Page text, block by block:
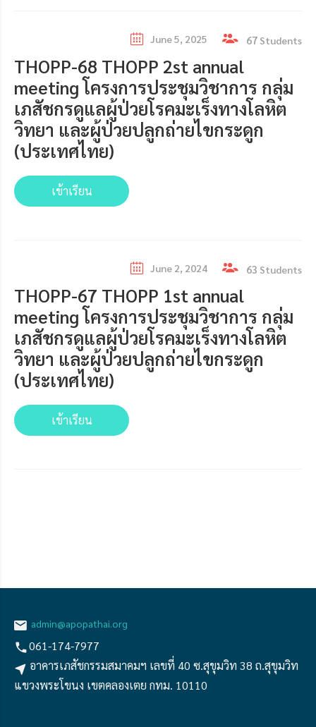
June 5, 2025 67 Students
THOPP-68 THOPP 2st annual
meeting โครงการประชุมวิชาการ กลุ่ม
เภสัชกรดูแลผู้ป่วยโรคมะเร็งทางโลหิต
วิทยา และผู้ป่วยปลูกถ่ายไขกระดูก
(ประเทศไทย)
เข้าเรียน
June 2, 2024 63 Students
THOPP-67 THOPP 1st annual
meeting โครงการประชุมวิชาการ กลุ่ม
เภสัชกรดูแลผู้ป่วยโรคมะเร็งทางโลหิต
วิทยา และผู้ป่วยปลูกถ่ายไขกระดูก
(ประเทศไทย)
เข้าเรียน
admin@apopathai.org
061-174-7977
อาคารเภสัชกรรมสมาคมฯ เลขที่ 40 ซ.สุขุมวิท 38 ถ.สุขุมวิท
แขวงพระโขนง เขตคลองเตย กทม. 10110